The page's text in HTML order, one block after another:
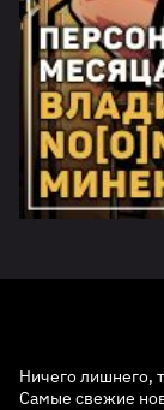
Ничего лишнего,
Самые свежие